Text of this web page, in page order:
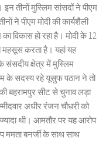
तीनों मुस्लिम सांसदों ने पीएम
ने पीएम मोदी की कार्यशैली
विकास हो रहा है। मोदी के 12
महसूस करता है। यहां यह
संसदीय क्षेत्र में मुस्लिम
के सदस्य रहे यूसुफ पठान ने तो
बहरामपुर सीट से चुनाव लड़ा
अधीर रंजन चौधरी को
थी। आमतौर पर यह आरोप
ममता बनर्जी के साथ साथ